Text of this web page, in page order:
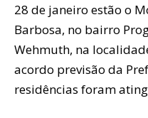
28 de janeiro estão o
Barbosa, no bairro
Wehmuth, na
acordo previsão da
residências foram